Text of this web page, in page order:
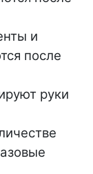
и
после
руки